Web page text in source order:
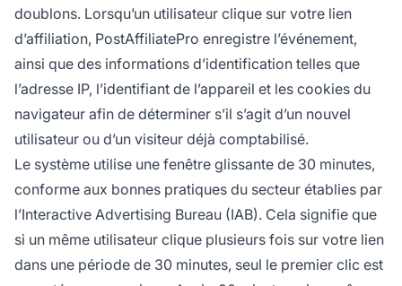
doublons. Lorsqu’un utilisateur clique sur votre lien
d’affiliation, PostAffiliatePro enregistre l’événement,
ainsi que des informations d’identification telles que
l’adresse IP, l’identifiant de l’appareil et les cookies du
navigateur afin de déterminer s’il s’agit d’un nouvel
utilisateur ou d’un visiteur déjà comptabilisé.
Le système utilise une fenêtre glissante de 30 minutes,
conforme aux bonnes pratiques du secteur établies par
l’Interactive Advertising Bureau (IAB). Cela signifie que
si un même utilisateur clique plusieurs fois sur votre lien
dans une période de 30 minutes, seul le premier clic est